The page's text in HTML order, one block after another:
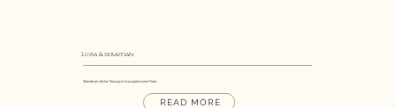
Standesamtliche Trauung mit ausgelassener Feier
READ MORE
Luisa & sebastian